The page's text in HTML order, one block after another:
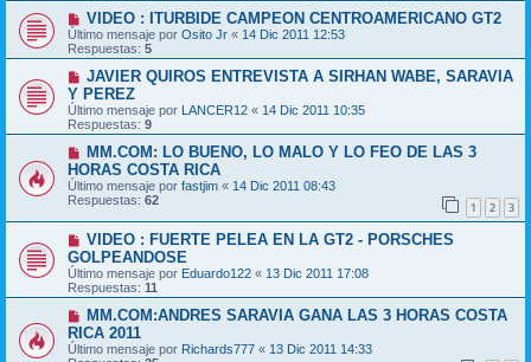
VIDEO : ITURBIDE CAMPEON CENTROAMERICANO GT2
Último mensaje por Osito Jr « 14 Dic 2011 12:53
Respuestas: 5
JAVIER QUIROS ENTREVISTA A SIRHAN WABE, SARAVIA
Y PEREZ
Último mensaje por LANCER12 « 14 Dic 2011 10:35
Respuestas: 9
MM.COM: LO BUENO, LO MALO Y LO FEO DE LAS 3
HORAS COSTA RICA
Último mensaje por fastjim « 14 Dic 2011 08:43
Respuestas: 62 1 2 3
VIDEO : FUERTE PELEA EN LA GT2 - PORSCHES
GOLPEANDOSE
Último mensaje por Eduardo122 « 13 Dic 2011 17:08
Respuestas: 11
MM.COM:ANDRES SARAVIA GANA LAS 3 HORAS COSTA
RICA 2011
Último mensaje por Richards777 « 13 Dic 2011 14:33